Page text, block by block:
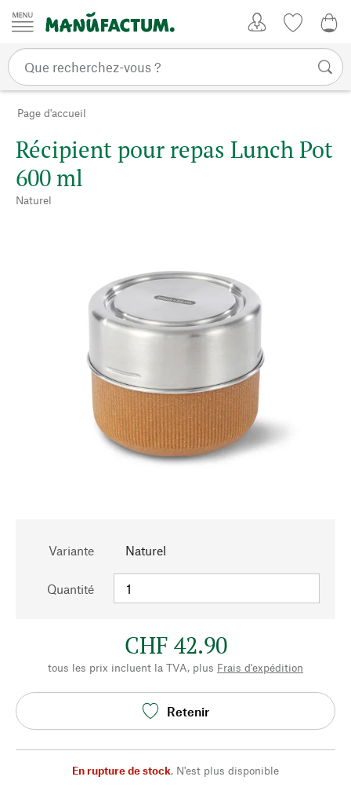
Passer au contenu
Page d'accueil
Récipient pour repas Lunch Pot
600 ml
Naturel
Variante Naturel
Quantité
CHF 42.90
tous les prix incluent la TVA, plus Frais d'expédition
Retenir
En rupture de stock, N'est plus disponible